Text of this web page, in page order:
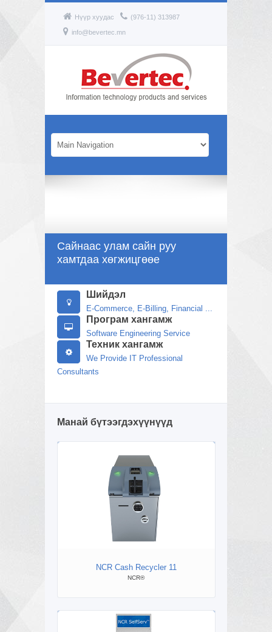
Нүүр хуудас (976-11) 313987
info@bevertec.mn
Сайнаас улам сайн руу
хамтдаа хөгжицгөөе
Шийдэл
E-Commerce, E-Billing, Financial ...
Програм хангамж
Software Engineering Service
Техник хангамж
We Provide IT Professional
Consultants
Манай бүтээгдэхүүнүүд
NCR Cash Recycler 11
NCR®